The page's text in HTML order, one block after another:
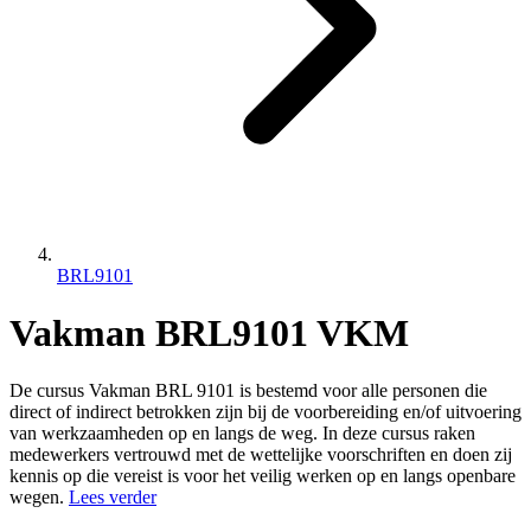
BRL9101
Vakman BRL9101 VKM
De cursus Vakman BRL 9101 is bestemd voor alle personen die
direct of indirect betrokken zijn bij de voorbereiding en/of uitvoering
van werkzaamheden op en langs de weg. In deze cursus raken
medewerkers vertrouwd met de wettelijke voorschriften en doen zij
kennis op die vereist is voor het veilig werken op en langs openbare
wegen. Lees verder